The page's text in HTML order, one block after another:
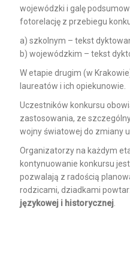
wojewódzki i galę
fotorelację z przebiegu
a) szkolnym – tekst
b) wojewódzkim – tekst
W etapie drugim (w
laureatów i ich opiekunowie.
Uczestników konkursu
zastosowania, ze
wojny światowej do zmiany
Organizatorzy na każdym
kontynuowanie konkursu
pozwalają z radością
rodzicami, dziadkami
językowej i historycznej